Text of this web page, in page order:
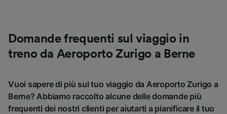
Domande frequenti sul viaggio in
treno da Aeroporto Zurigo a Berne
Vuoi sapere di più sul tuo viaggio da Aeroporto Zurigo a
Berne? Abbiamo raccolto alcune delle domande più
frequenti dei nostri clienti per aiutarti a pianificare il tuo